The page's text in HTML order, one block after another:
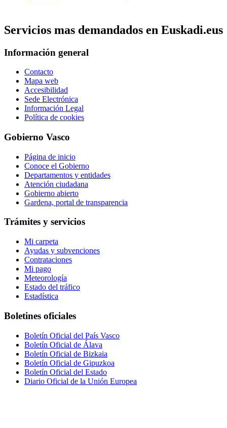
Servicios mas demandados en Euskadi.eus
Información general
Contacto
Mapa web
Accesibilidad
Sede Electrónica
Información Legal
Política de cookies
Gobierno Vasco
Página de inicio
Conoce el Gobierno
Departamentos y entidades
Atención ciudadana
Gobierno abierto
Gardena, portal de transparencia
Trámites y servicios
Mi carpeta
Ayudas y subvenciones
Contrataciones
Mi pago
Meteorología
Estado del tráfico
Estadística
Boletines oficiales
Boletín Oficial del País Vasco
Boletín Oficial de Álava
Boletín Oficial de Bizkaia
Boletín Oficial de Gipuzkoa
Boletín Oficial del Estado
Diario Oficial de la Unión Europea